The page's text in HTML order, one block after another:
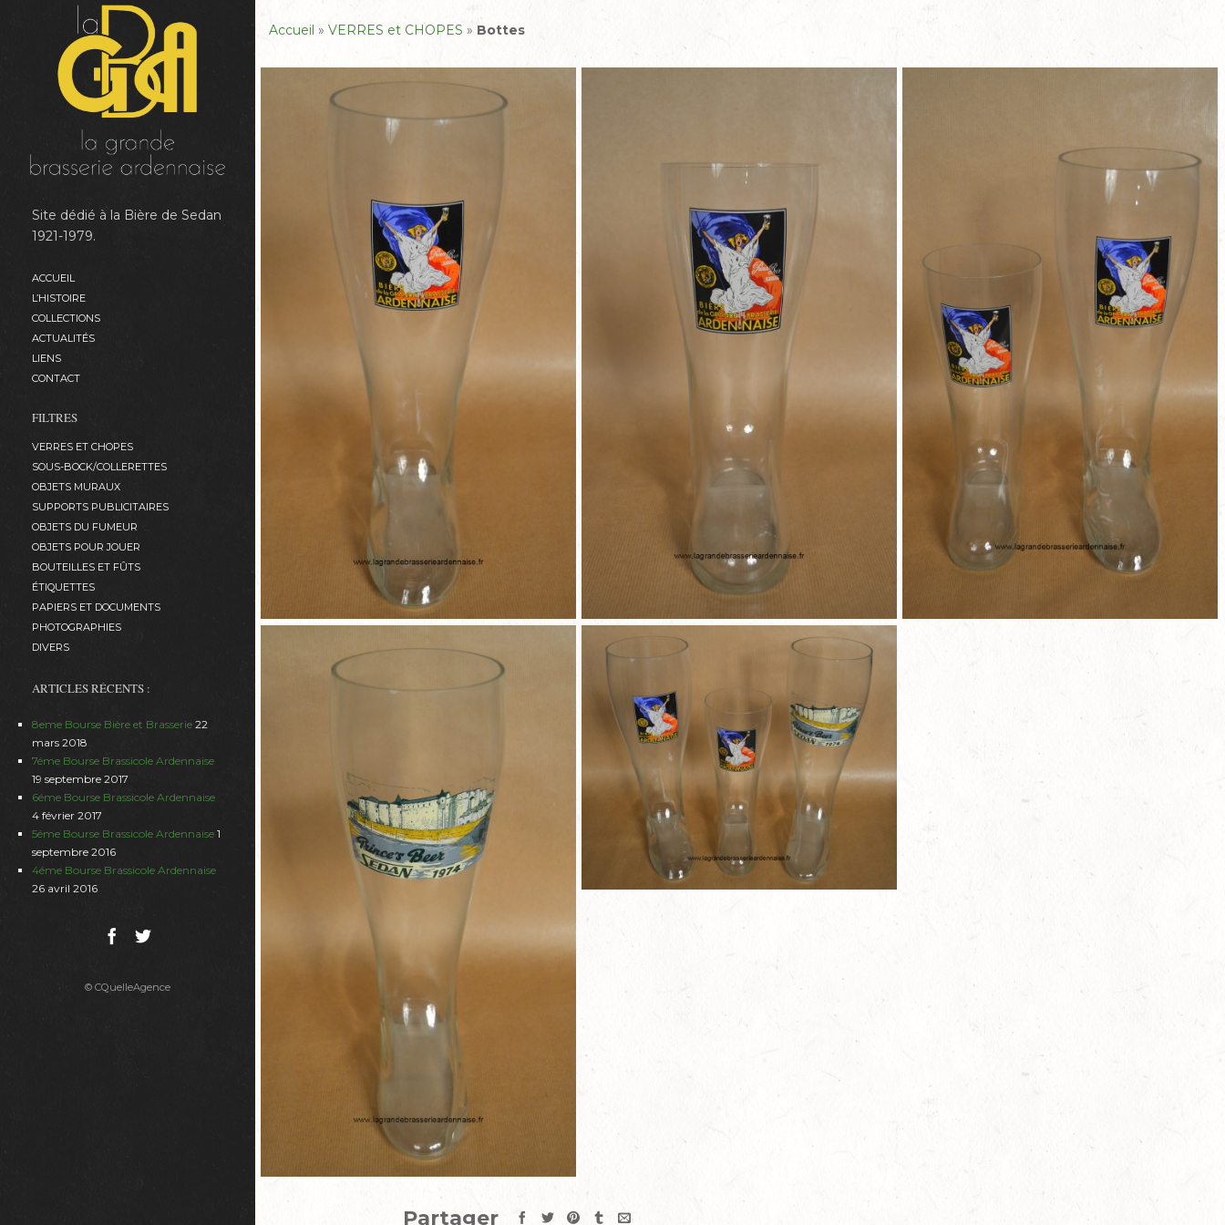
Site dédié à la Bière de Sedan
1921-1979.
ACCUEIL
L’HISTOIRE
COLLECTIONS
ACTUALITÉS
LIENS
CONTACT
FILTRES
VERRES ET CHOPES
SOUS-BOCK/COLLERETTES
OBJETS MURAUX
SUPPORTS PUBLICITAIRES
OBJETS DU FUMEUR
OBJETS POUR JOUER
BOUTEILLES ET FÛTS
ÉTIQUETTES
PAPIERS ET DOCUMENTS
PHOTOGRAPHIES
DIVERS
ARTICLES RÉCENTS :
8eme Bourse Bière et Brasserie 22
mars 2018
7éme Bourse Brassicole Ardennaise
19 septembre 2017
6éme Bourse Brassicole Ardennaise
4 février 2017
5éme Bourse Brassicole Ardennaise 1
septembre 2016
4éme Bourse Brassicole Ardennaise
26 avril 2016
© CQuelleAgence
Accueil » VERRES et CHOPES » Bottes
Partager